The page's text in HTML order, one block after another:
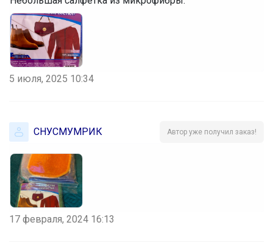
5 июля, 2025 10:34
СНУСМУМРИК Автор уже получил заказ!
17 февраля, 2024 16:13